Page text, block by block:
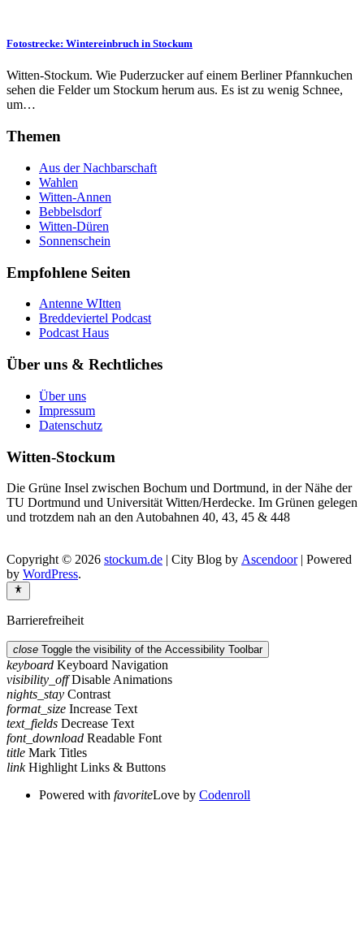
Fotostrecke: Wintereinbruch in Stockum
Witten-Stockum. Wie Puderzucker auf einem Berliner Pfannkuchen
sehen die Felder um Stockum herum aus. Es ist zu wenig Schnee,
um…
Themen
Aus der Nachbarschaft
Wahlen
Witten-Annen
Bebbelsdorf
Witten-Düren
Sonnenschein
Empfohlene Seiten
Antenne WItten
Breddeviertel Podcast
Podcast Haus
Über uns & Rechtliches
Über uns
Impressum
Datenschutz
Witten-Stockum
Die Grüne Insel zwischen Bochum und Dortmund, in der Nähe der
TU Dortmund und Universität Witten/Herdecke. Im Grünen gelegen
und trotzdem nah an den Autobahnen 40, 43, 45 & 448
Copyright © 2026 stockum.de | City Blog by Ascendoor| Powered
by WordPress.
Barrierefreiheit
close Toggle the visibility of the Accessibility Toolbar
keyboard Keyboard Navigation
visibility_off Disable Animations
nights_stay Contrast
format_size Increase Text
text_fields Decrease Text
font_download Readable Font
title Mark Titles
link Highlight Links & Buttons
Powered with favoriteLove by Codenroll